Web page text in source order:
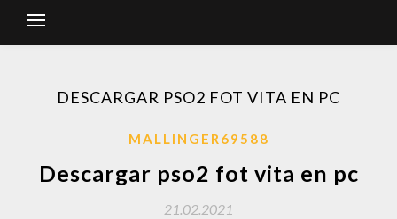
DESCARGAR PSO2 FOT VITA EN PC
MALLINGER69588
Descargar pso2 fot vita en pc
21.02.2021